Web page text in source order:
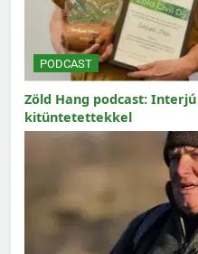
PODCAST
Zöld Hang podcast:
kitüntetettekkel